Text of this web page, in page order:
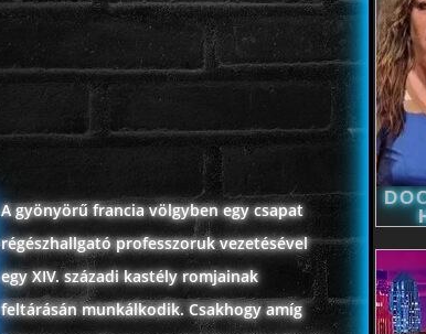
A gyönyörű francia völgyben egy csapat
régészhallgató professzoruk vezetésével
egy XIV. századi kastély romjainak
feltárásán munkálkodik. Csakhogy amíg